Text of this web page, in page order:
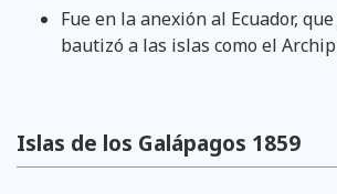
Fue en la anexión al Ecuador, que
bautizó a las islas como el
Islas de los Galápagos 1859